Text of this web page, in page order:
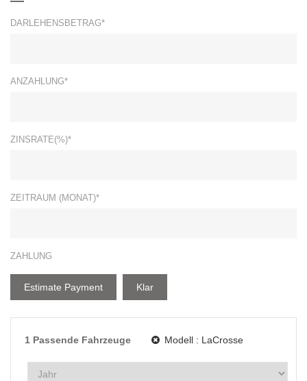
DARLEHENSBETRAG*
ANZAHLUNG*
ZINSRATE(%)*
ZEITRAUM (MONAT)*
ZAHLUNG
Estimate Payment Klar
1 Passende Fahrzeuge Modell : LaCrosse